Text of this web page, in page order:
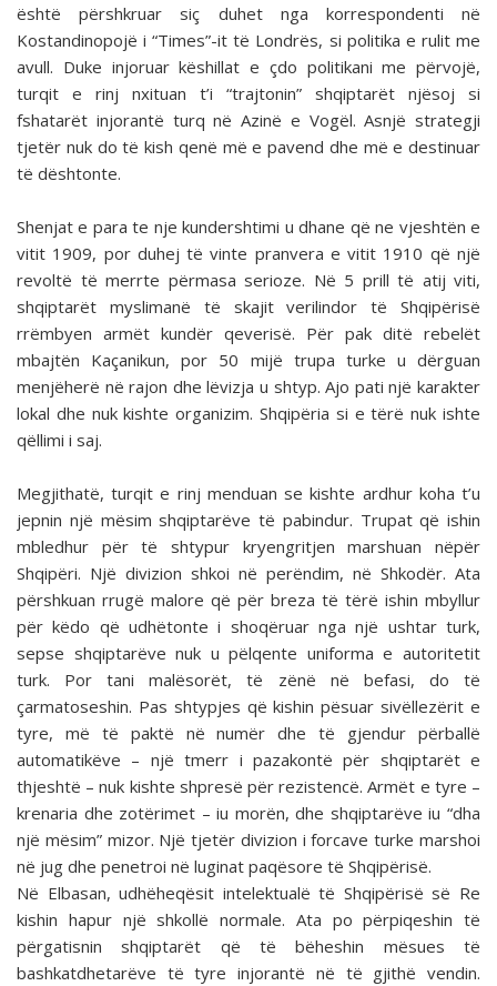
është përshkruar siç duhet nga korrespondenti në
Kostandinopojë i “Times”-it të Londrës, si politika e rulit me
avull. Duke injoruar këshillat e çdo politikani me përvojë,
turqit e rinj nxituan t’i “trajtonin” shqiptarët njësoj si
fshatarët injorantë turq në Azinë e Vogël. Asnjë strategji
tjetër nuk do të kish qenë më e pavend dhe më e destinuar
të dështonte.
Shenjat e para te nje kundershtimi u dhane që ne vjeshtën e
vitit 1909, por duhej të vinte pranvera e vitit 1910 që një
revoltë të merrte përmasa serioze. Në 5 prill të atij viti,
shqiptarët myslimanë të skajit verilindor të Shqipërisë
rrëmbyen armët kundër qeverisë. Për pak ditë rebelët
mbajtën Kaçanikun, por 50 mijë trupa turke u dërguan
menjëherë në rajon dhe lëvizja u shtyp. Ajo pati një karakter
lokal dhe nuk kishte organizim. Shqipëria si e tërë nuk ishte
qëllimi i saj.
Megjithatë, turqit e rinj menduan se kishte ardhur koha t’u
jepnin një mësim shqiptarëve të pabindur. Trupat që ishin
mbledhur për të shtypur kryengritjen marshuan nëpër
Shqipëri. Një divizion shkoi në perëndim, në Shkodër. Ata
përshkuan rrugë malore që për breza të tërë ishin mbyllur
për këdo që udhëtonte i shoqëruar nga një ushtar turk,
sepse shqiptarëve nuk u pëlqente uniforma e autoritetit
turk. Por tani malësorët, të zënë në befasi, do të
çarmatoseshin. Pas shtypjes që kishin pësuar sivëllezërit e
tyre, më të paktë në numër dhe të gjendur përballë
automatikëve – një tmerr i pazakontë për shqiptarët e
thjeshtë – nuk kishte shpresë për rezistencë. Armët e tyre –
krenaria dhe zotërimet – iu morën, dhe shqiptarëve iu “dha
një mësim” mizor. Një tjetër divizion i forcave turke marshoi
në jug dhe penetroi në luginat paqësore të Shqipërisë.
Në Elbasan, udhëheqësit intelektualë të Shqipërisë së Re
kishin hapur një shkollë normale. Ata po përpiqeshin të
përgatisnin shqiptarët që të bëheshin mësues të
bashkatdhetarëve të tyre injorantë në të gjithë vendin.